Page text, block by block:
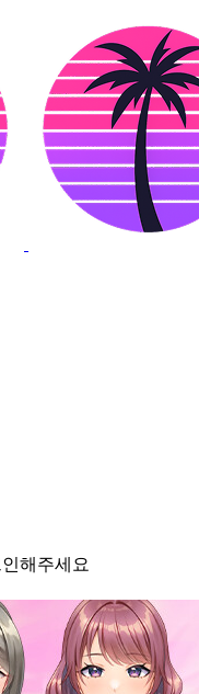
해주세요